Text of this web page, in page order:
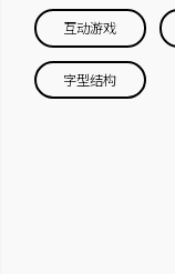
互动游戏
字型结构